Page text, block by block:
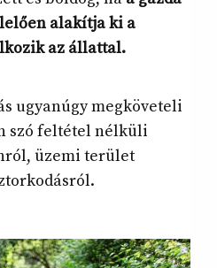
alakítja ki a
az állattal.
ugyanúgy megköveteli
szó feltétel nélküli
üzemi terület